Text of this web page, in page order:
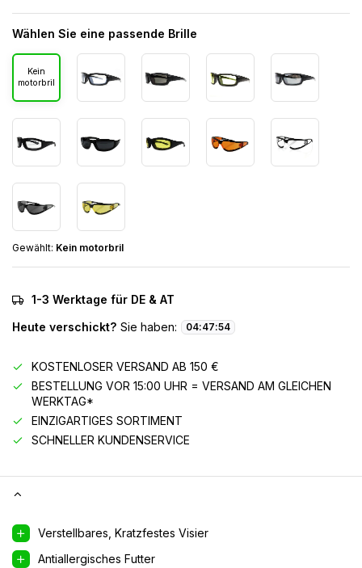
Wählen Sie eine passende Brille
Kein
motorbril
Gewählt: Kein motorbril
1-3 Werktage für DE & AT
Heute verschickt? Sie haben: 04:47:54
KOSTENLOSER VERSAND AB 150 €
BESTELLUNG VOR 15:00 UHR = VERSAND AM GLEICHEN
WERKTAG*
EINZIGARTIGES SORTIMENT
SCHNELLER KUNDENSERVICE
Verstellbares, Kratzfestes Visier
Antiallergisches Futter